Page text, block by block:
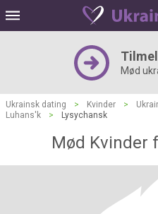
Mød
Ukrainsk dating > Kvinder >
Luhans'k
> Lysychansk
Mød Kvinder